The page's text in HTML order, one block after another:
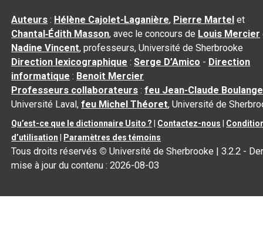
Auteurs : Hélène Cajolet-Laganière, Pierre Martel et
Chantal‑Édith Masson, avec le concours de Louis Mercier
Nadine Vincent, professeurs, Université de Sherbrooke
Direction lexicographique :Serge D’Amico - Direction
informatique : Benoit Mercier
Professeurs collaborateurs :feu Jean-Claude
Université Laval,feu Michel Théoret, Université de
Qu’est-ce que le dictionnaire Usito ? Contactez-nous
d’utilisation
Paramètres des témoins
Tous droits réservés © Université de Sherbrooke |3.2.2 -
mise à jour du contenu :2026-08-03